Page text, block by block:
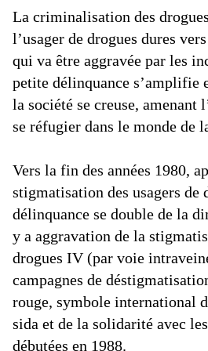
La criminalisation des
l’usager de drogues dures
qui va être aggravée par les
petite délinquance s’amplifie
la société se creuse, amenant
se réfugier dans le monde de
Vers la fin des années 1980,
stigmatisation des usagers de
délinquance se double de la
y a aggravation de la
drogues IV (par voie
campagnes de
rouge, symbole international
sida et de la solidarité avec
débutées en 1988.